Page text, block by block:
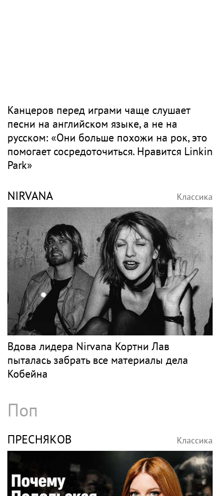
Канцеров перед играми чаще слушает
песни на английском языке, а не на
русском: «Они больше похожи на рок, это
помогает сосредоточиться. Нравится Linkin
Park»
NIRVANA Классика
Вдова лидера Nirvana Кортни Лав
пыталась забрать все материалы дела
Кобейна
Поп
ПРЕСНЯКОВ Классика